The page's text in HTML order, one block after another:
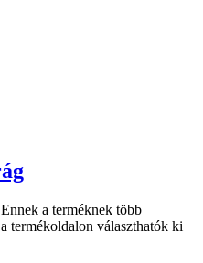
Ennek a terméknek több
termékoldalon választhatók ki